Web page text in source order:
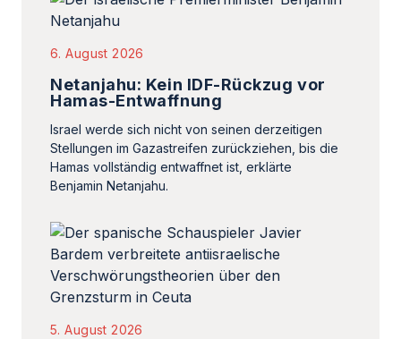
6. August 2026
Netanjahu: Kein IDF-Rückzug vor
Hamas-Entwaffnung
Israel werde sich nicht von seinen derzeitigen
Stellungen im Gazastreifen zurückziehen, bis die
Hamas vollständig entwaffnet ist, erklärte
Benjamin Netanjahu.
5. August 2026